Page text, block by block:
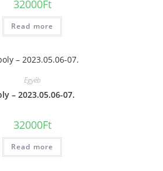
32000Ft
Read more
Egyéb
– 2023.05.06-07.
32000Ft
Read more